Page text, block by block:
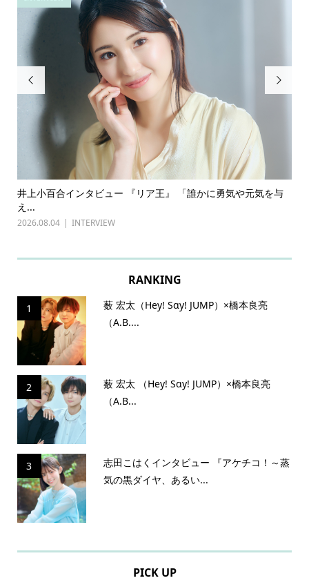

井上小百合インタビュー 『リア王』 「誰かに勇気や元気を与
え...
2026.08.04 INTERVIEW

RANKING
1
薮 宏太（Hey! Sɑy! JUMP）×橋本良亮
（A.B....
2
薮 宏太 （Hey! Sɑy! JUMP）×橋本良亮
（A.B...
3
志田こはくインタビュー 『アケチコ！～蒸
気の黒ダイヤ、あるい...
PICK UP